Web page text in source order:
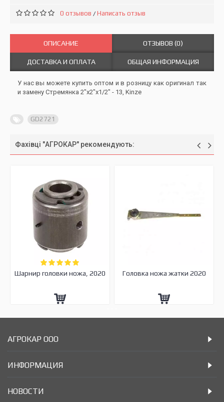
0 отзывов /Написать отзыв
ОПИСАНИЕ ОТЗЫВОВ (0)
ДОСТАВКА И ОПЛАТА ОБЩАЯ ИНФОРМАЦИЯ
У нас вы можете купить оптом и в розницу как оригинал так
и замену Стремянка 2"х2"х1/2" - 13, Kinze
GD2721
Фахівці "АГРОКАР" рекомендують:
Шарнир головки ножа, 2020 Головка ножа жатки 2020
АГРОКАР ООО
ИНФОРМАЦИЯ
НОВОСТИ